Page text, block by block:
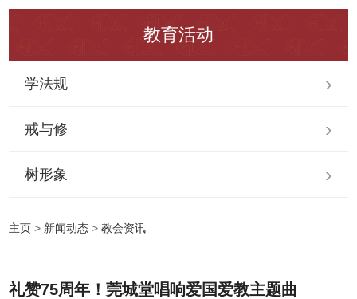
教育活动
学法规
戒与修
树形象
主页 > 新闻动态 >教会资讯
礼赞75周年！莞城堂唱响爱国爱教主题曲